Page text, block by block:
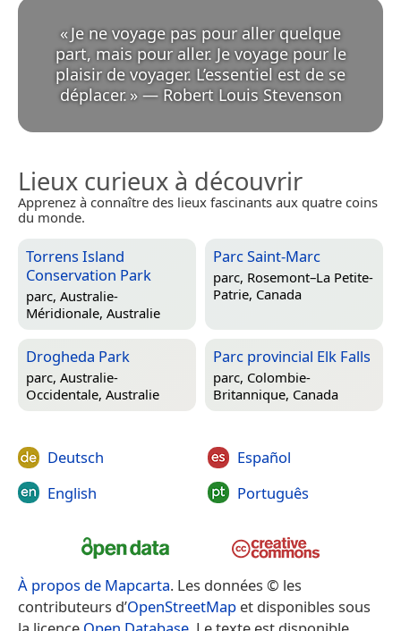
«Je ne voyage pas pour aller quelque
part, mais pour aller. Je voyage pour le
plaisir de voyager. L’essentiel est de se
déplacer. » — Robert Louis Stevenson
Lieux curieux à découvrir
Apprenez à connaître des lieux fascinants aux quatre coins
du monde.
Torrens Island
Conservation Park
parc, Australie-
Méridionale, Australie
Parc Saint-Marc
parc, Rosemont–La Petite-
Patrie, Canada
Drogheda Park
parc, Australie-
Occidentale, Australie
Parc provincial Elk Falls
parc, Colombie-
Britannique, Canada
Deutsch
English
Español
Português
À propos de Mapcarta. Les données © les
contributeurs d’OpenStreetMap et disponibles sous